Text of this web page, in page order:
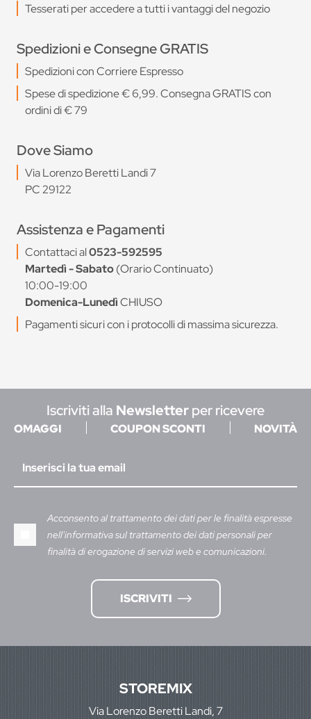
Tesserati per accedere a tutti i vantaggi del negozio
Spedizioni e Consegne GRATIS
Spedizioni con Corriere Espresso
Spese di spedizione € 6,99. Consegna GRATIS con
ordini di € 79
Dove Siamo
Via Lorenzo Beretti Landi 7
PC 29122
Assistenza e Pagamenti
Contattaci al0523-592595
Martedì - Sabato(Orario Continuato)
10:00-19:00
Domenica-LunedìCHIUSO
Pagamenti sicuri con i protocolli di massima sicurezza.
Iscriviti alla Newsletterper ricevere
OMAGGI COUPON SCONTI NOVITÀ
Acconsento al trattamento dei dati per le finalità espresse
nell'informativa sul trattamento dei dati personali per
finalità di erogazione di servizi web e comunicazioni.
ISCRIVITI
STOREMIX
Via Lorenzo Beretti Landi, 7